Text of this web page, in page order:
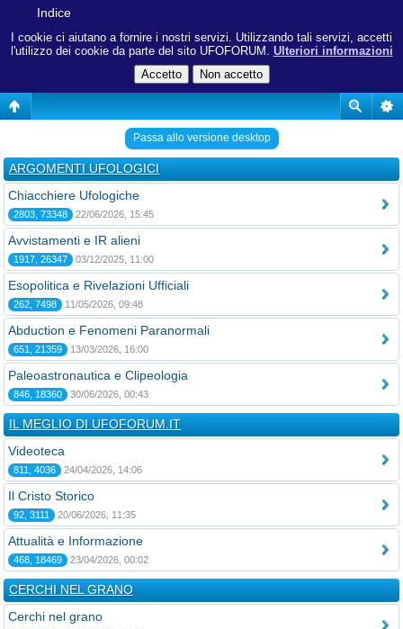
I cookie ci aiutano a fornire i nostri servizi. Utilizzando tali servizi, accetti
l'utilizzo dei cookie da parte del sito UFOFORUM. Ulteriori informazioni
Indice
Passa allo versione desktop
ARGOMENTI UFOLOGICI
Chiacchiere Ufologiche
2803, 73348 22/06/2026, 15:45
Avvistamenti e IR alieni
1917, 26347 03/12/2025, 11:00
Esopolitica e Rivelazioni Ufficiali
262, 7498 11/05/2026, 09:48
Abduction e Fenomeni Paranormali
651, 21359 13/03/2026, 16:00
Paleoastronautica e Clipeologia
846, 18360 30/06/2026, 00:43
IL MEGLIO DI UFOFORUM.IT
Videoteca
811, 4036 24/04/2026, 14:06
Il Cristo Storico
92, 3111 20/06/2026, 11:35
Attualità e Informazione
468, 18469 23/04/2026, 00:02
CERCHI NEL GRANO
Cerchi nel grano